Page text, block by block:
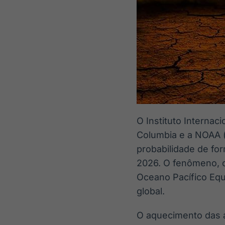
O Instituto
Columbia e a NOAA
probabilidade de
2026. O fenômeno,
Oceano Pacífico
global.
O aquecimento das